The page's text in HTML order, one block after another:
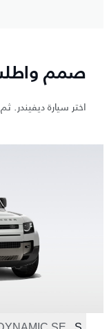
صمم
اختر سيارة